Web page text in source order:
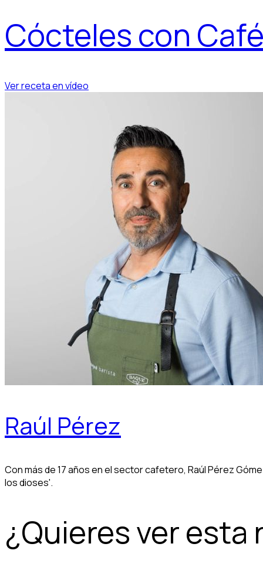
Cócteles con
Ver receta en vídeo
Raúl Pérez
Con más de 17 años en el sector cafetero, Raúl Pérez
los dioses'.
¿Quieres ver